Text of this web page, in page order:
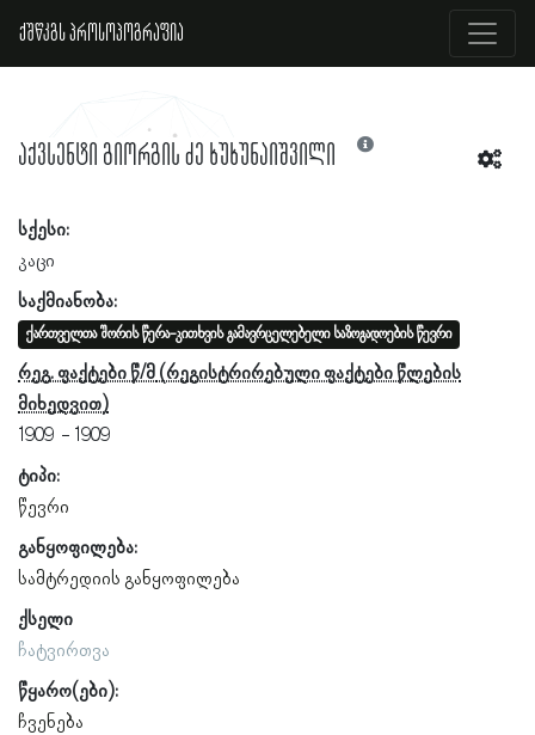
ქშწკგს პროსოპოგრაფია
აქვსენტი გიორგის ძე ხუხუნაიშვილი
სქესი:
კაცი
საქმიანობა:
ქართველთა შორის წერა-კითხვის გამავრცელებელი საზოგადოების წევრი
რეგ. ფაქტები წ/მ
1909
1909
ტიპი:
წევრი
განყოფილება:
სამტრედიის განყოფილება
ქსელი
ჩატვირთვა
წყარო(ები):
ჩვენება